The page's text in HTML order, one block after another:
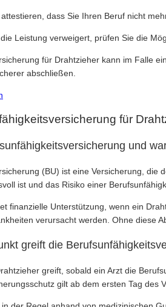
dass Sie Ihren Beruf nicht
Leistung verweigert, prüfen Sie die
für Drahtzieher kann im Falle
abschließen.
für
und
(BU) ist eine Versicherung,
ist und das Risiko einer
finanzielle Unterstützung, wenn ein
verursacht werden. Ohne diese
greift die
greift, sobald ein Arzt die
gilt ab dem ersten Tag des